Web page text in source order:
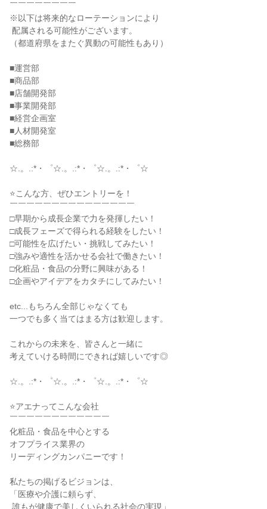
￣￣￣￣￣￣￣￣
※以下は将来的なローテーションにより
（都道府県をまたぐ異動の可能性もあり）
■運営部
■商品部
■店舗開発部
■事業開発部
■経営企画室
■人材開発室
■総務部
☆.。.:*・゜☆.。.:*・゜☆.。.:*・゜☆
⭐こんな方、ぜひエントリーを！
￣￣￣￣￣￣￣￣￣￣￣￣￣￣￣
□早期から成長企業で力を発揮したい！
□成長フェーズで得られる経験をしたい！
□可能性を広げたい・挑戦してみたい！
□強みや適性を活かせる会社で働きたい！
□化粧品・食品の分野に興味がある！
□企画やアイデアをカタチにしてみたい！
etc...もちろん全部じゃなくても
一つでも多く当てはまる方は歓迎します。
これからの未来を、皆さんと一緒に
考えていける時間にできれば嬉しいです◎
☆.。.:*・゜☆.。.:*・゜☆.。.:*・゜☆
⭐アエナってこんな会社
￣￣￣￣￣￣￣￣￣￣￣￣
化粧品・食品を中心とする
オフプライス業界の
リーディングカンパニーです！
私たちの掲げるビジョンは、
「医療や介護に頼らず、